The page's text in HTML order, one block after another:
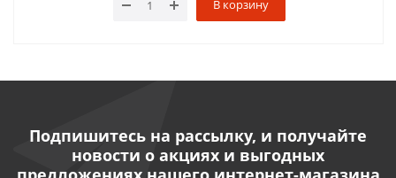
В корзину
Подпишитесь на рассылку, и получайте
новости о акциях и выгодных